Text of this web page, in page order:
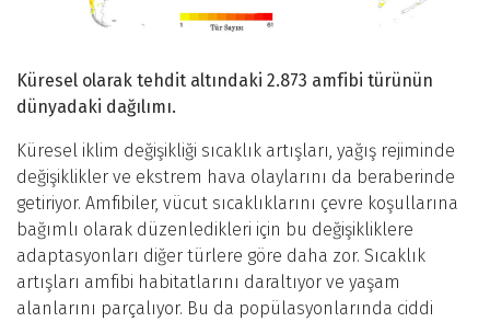
Küresel olarak tehdit altındaki 2.873 amfibi türünün
dünyadaki dağılımı.
Küresel iklim değişikliği sıcaklık artışları, yağış rejiminde
değişiklikler ve ekstrem hava olaylarını da beraberinde
getiriyor. Amfibiler, vücut sıcaklıklarını çevre koşullarına
bağımlı olarak düzenledikleri için bu değişikliklere
adaptasyonları diğer türlere göre daha zor. Sıcaklık
artışları amfibi habitatlarını daraltıyor ve yaşam
alanlarını parçalıyor. Bu da popülasyonlarında ciddi